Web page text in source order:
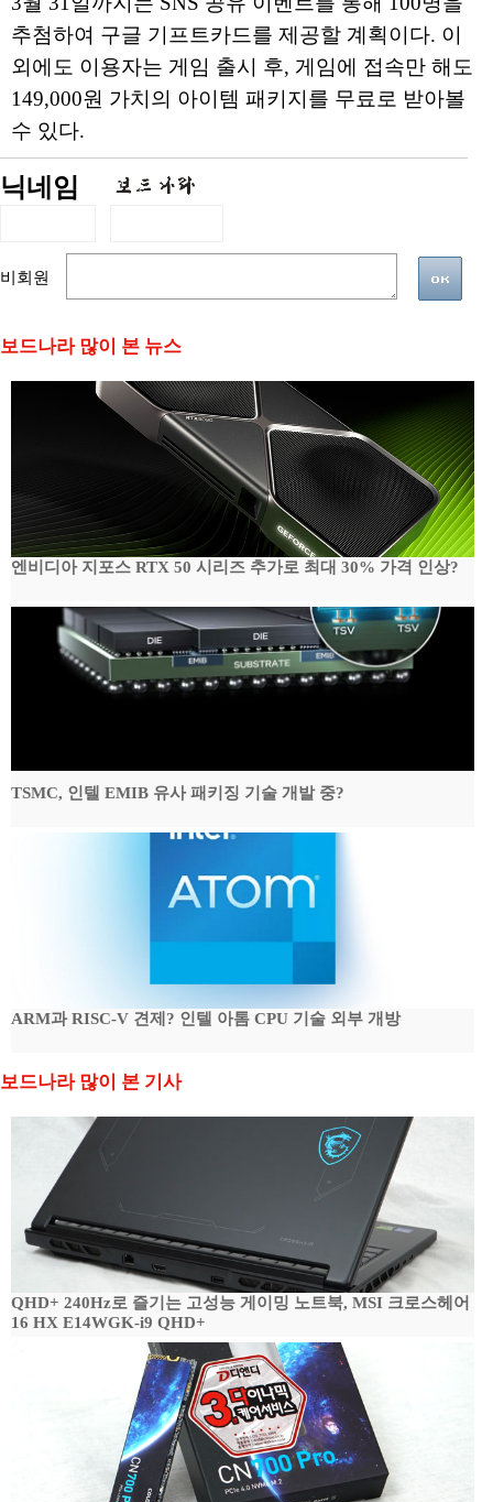
추첨하여 구글 기프트카드를 제공할 계획이다. 이
외에도 이용자는 게임 출시 후, 게임에 접속만 해도
149,000원 가치의 아이템 패키지를 무료로 받아볼
수 있다.
닉네임
비회원
보드나라 많이 본 뉴스
엔비디아 지포스 RTX 50 시리즈 추가로 최대 30% 가격 인상?
TSMC, 인텔 EMIB 유사 패키징 기술 개발 중?
ARM과 RISC-V 견제? 인텔 아톰 CPU 기술 외부 개방
보드나라 많이 본 기사
QHD+ 240Hz로 즐기는 고성능 게이밍 노트북, MSI 크로스헤어
16 HX E14WGK-i9 QHD+